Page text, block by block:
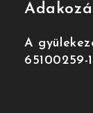
A
65100259-